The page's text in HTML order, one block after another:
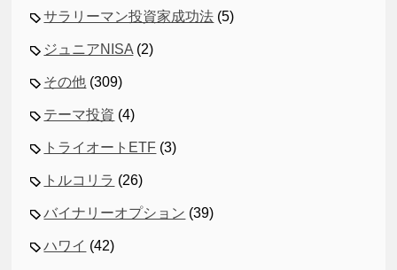
サラリーマン投資家成功法 (5)
ジュニアNISA (2)
その他 (309)
テーマ投資 (4)
トライオートETF (3)
トルコリラ (26)
バイナリーオプション (39)
ハワイ (42)